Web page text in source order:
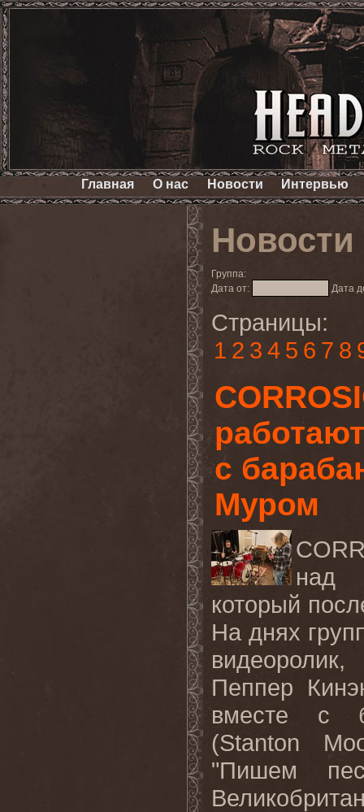
Главная О нас Новости Интервью
Новости
Группа:
Дата от:
Дата
Страницы:
1 2 3 4 5 6 7 8
с
Муром
над
который
На днях
Пеппер
вместе с
(Stanton
"Пишем